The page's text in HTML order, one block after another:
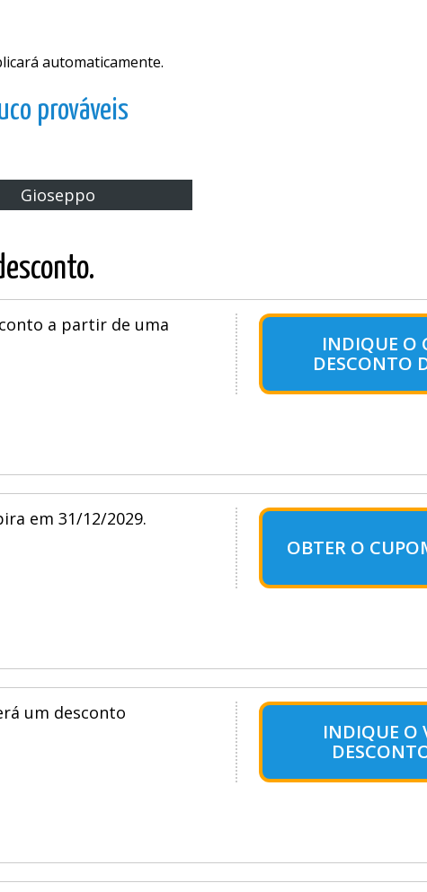
automaticamente.
prováveis
Gioseppo
a partir de uma
INDIQUE O
DESCONTO
em 31/12/2029.
OBTER O
um desconto
INDIQUE O